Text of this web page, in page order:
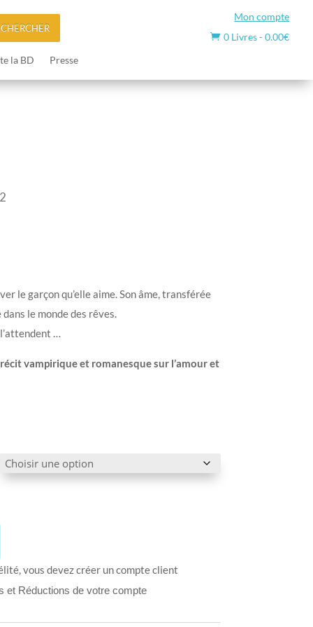
Mon compte
 0 Livres-0.00€
la BD Presse
le garçon qu’elle aime. Son âme, transférée
le monde des rêves.
…
vampirique et romanesque sur l’amour et
vous devez créer un compte client
et Réductions de votre compte